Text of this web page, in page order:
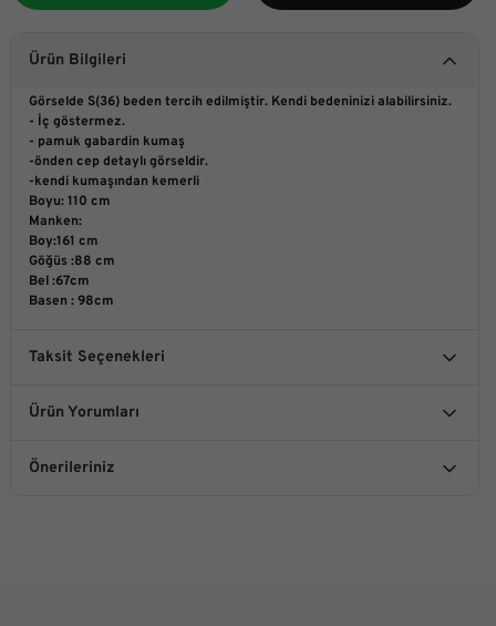
Ürün Bilgileri
Görselde S(36) beden tercih edilmiştir. Kendi bedeninizi alabilirsiniz.
- İç göstermez.
- pamuk gabardin kumaş
-önden cep detaylı görseldir.
-kendi kumaşından kemerli
Boyu: 110 cm
Manken:
Boy:161 cm
Göğüs :88 cm
Bel :67cm
Basen : 98cm
Taksit Seçenekleri
Ürün Yorumları
Önerileriniz